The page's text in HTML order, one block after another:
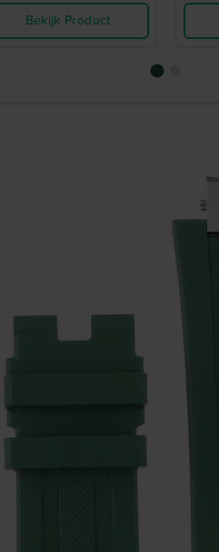
Bekijk Product